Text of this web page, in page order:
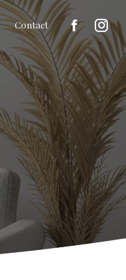
Contact